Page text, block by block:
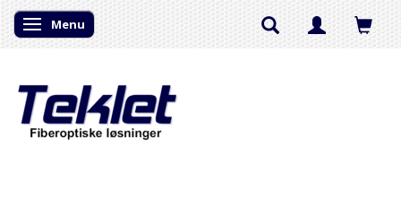
Skifte navigation
Menu